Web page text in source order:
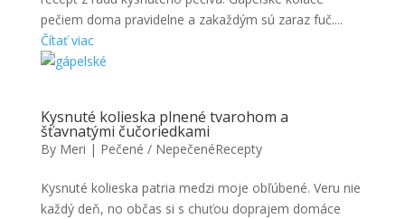
pečiem doma pravidelne a zakaždým sú zaraz fuč....
Čítať viac
Kysnuté kolieska plnené tvarohom a
šťavnatými čučoriedkami
By Meri | Pečené / NepečenéRecepty
Kysnuté kolieska patria medzi moje obľúbené. Veru nie
každý deň, no občas si s chuťou doprajem domáce